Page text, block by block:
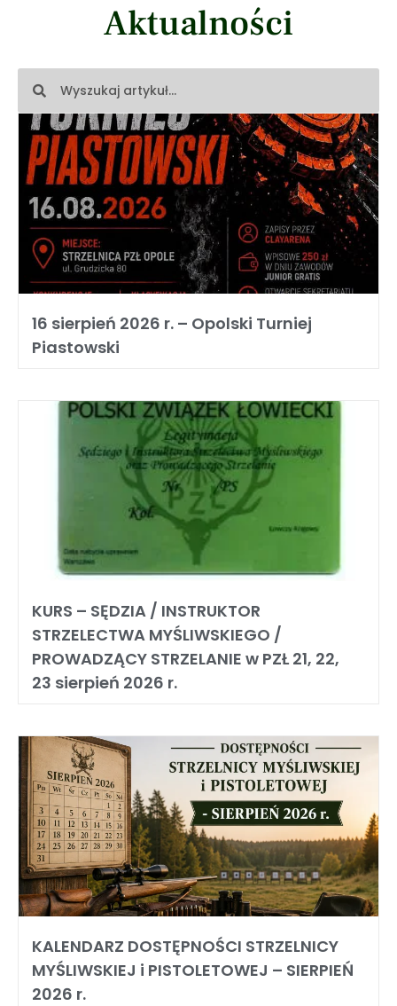
Aktualności
16 sierpień 2026 r. – Opolski Turniej
Piastowski
KURS – SĘDZIA / INSTRUKTOR
STRZELECTWA MYŚLIWSKIEGO /
PROWADZĄCY STRZELANIE w PZŁ 21, 22,
23 sierpień 2026 r.
KALENDARZ DOSTĘPNOŚCI STRZELNICY
MYŚLIWSKIEJ i PISTOLETOWEJ – SIERPIEŃ
2026 r.